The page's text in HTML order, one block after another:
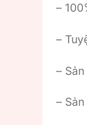
–
–
–
–